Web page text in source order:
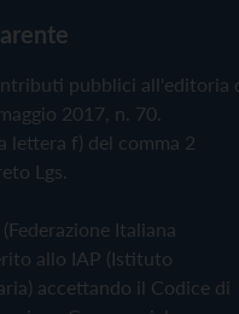
pubblici all'editoria
2017, n. 70.
lettera f) del comma 2
Lgs.
Italiana
allo IAP (Istituto
accettando il Codice di